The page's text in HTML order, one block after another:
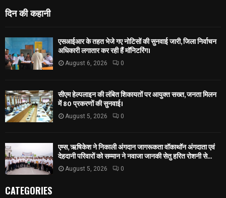
दिन की कहानी
एसआईआर के तहत भेजे गए नोटिसों की सुनवाई जारी, जिला निर्वाचन
अधिकारी लगातार कर रही हैं मॉनिटरिंग।
August 6, 2026 0
सीएम हेल्पलाइन की लंबित शिकायतों पर आयुक्त सख्त, जनता मिलन
में 80 प्रकरणों की सुनवाई।
August 5, 2026 0
एम्स, ऋषिकेश ने निकाली अंगदान जागरूकता वॉकाथॉन अंगदाता एवं
देहदानी परिवारों को सम्मान ने नवाजा जानकी सेतु हरित रोशनी से...
August 5, 2026 0
CATEGORIES